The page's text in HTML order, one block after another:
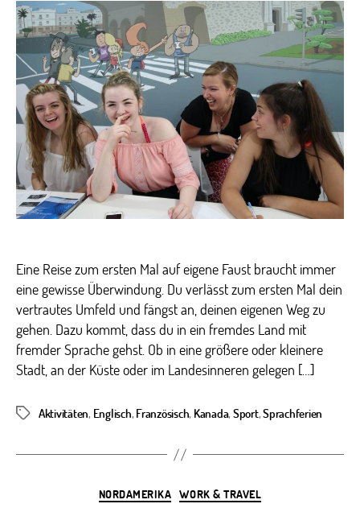
im
Eine Reise zum ersten Mal auf eigene Faust braucht immer
eine gewisse Überwindung. Du verlässt zum ersten Mal dein
vertrautes Umfeld und fängst an, deinen eigenen Weg zu
gehen. Dazu kommt, dass du in ein fremdes Land mit
fremder Sprache gehst. Ob in eine größere oder kleinere
Stadt, an der Küste oder im Landesinneren gelegen […]
Schlagwörter
Aktivitäten, Englisch, Französisch, Kanada, Sport,Sprachferien
Kategorien
NORDAMERIKA WORK & TRAVEL